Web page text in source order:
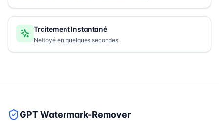
Traitement Instantané
Nettoyé en quelques secondes
GPT Watermark-Remover